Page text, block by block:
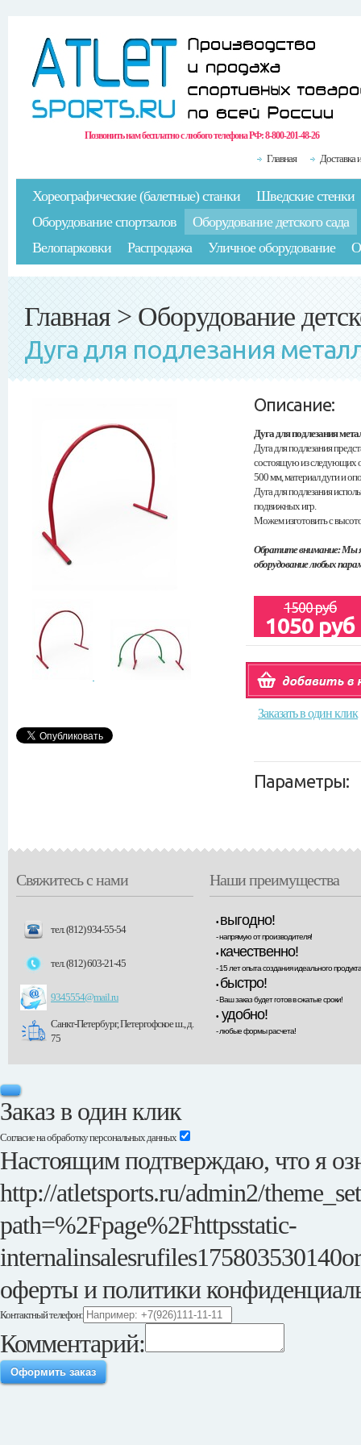
Позвонить нам бесплатно с любого телефона РФ:8-800-201-48-26
Главная Доставка
Хореографические (балетные) станки
Шведские стенки
Оборудование спортзалов
Оборудование детского сада
Велопарковки
Распродажа Уличное оборудование
Главная > Оборудование
Дуга для подлезания
Описание:
Дуга для подлезания
Дуга для подлезания
состоящую из следующих
500 мм, материал дуги и
Дуга для подлезания
подвижных игр.
Можем изготовить с
Обратите внимание: Мы
оборудование любых
1500 руб
1050 руб
Заказать в один клик
Параметры:
Свяжитесь с нами
тел. (812) 934-55-54
тел. (812) 603-21-45
9345554@mail.ru
Санкт-Петербург, Петергофское ш., д.
75
Наши преимущества
• выгодно!
- напрямую от производителя!
• качественно!
- 15 лет опыта создания идеального
• быстро!
- Ваш заказ будет готов в сжатые сроки!
• удобно!
- любые формы расчета!
Заказ в один клик
Согласие на обработку персональных данных
Настоящим подтверждаю, что я
http://atletsports.ru/admin2/
path=%2Fpage%2Fhttpsstatic-
оферты и политики
Контактный телефон:
Комментарий:
Оформить заказ